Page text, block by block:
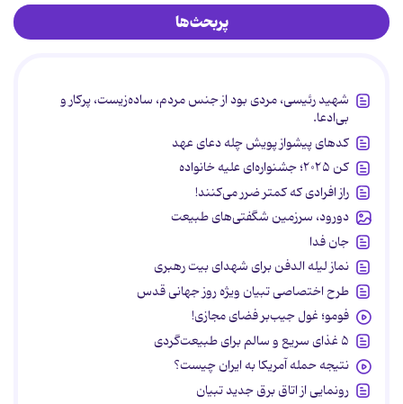
پربحث‌ها
شهید رئیسی، مردی بود از جنس مردم، ساده‌زیست، پرکار و
بی‌ادعا.
کدهای پیشواز پویش چله دعای عهد
کن ۲۰۲۵؛ جشنواره‌ای علیه خانواده
راز افرادی که کمتر ضرر می‌کنند!
دورود، سرزمین شگفتی‌های طبیعت
جان فدا
نماز لیله الدفن برای شهدای بیت رهبری
طرح اختصاصی تبیان ویژه روز جهانی قدس
فومو؛ غول جیب‌بر فضای مجازی!
۵ غذای سریع و سالم برای طبیعت‌گردی
نتیجه حمله آمریکا به ایران چیست؟
رونمایی از اتاق برق جدید تبیان